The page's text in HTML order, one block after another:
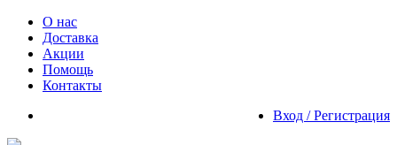
О нас
Доставка
Акции
Помощь
Контакты
Вход / Регистрация